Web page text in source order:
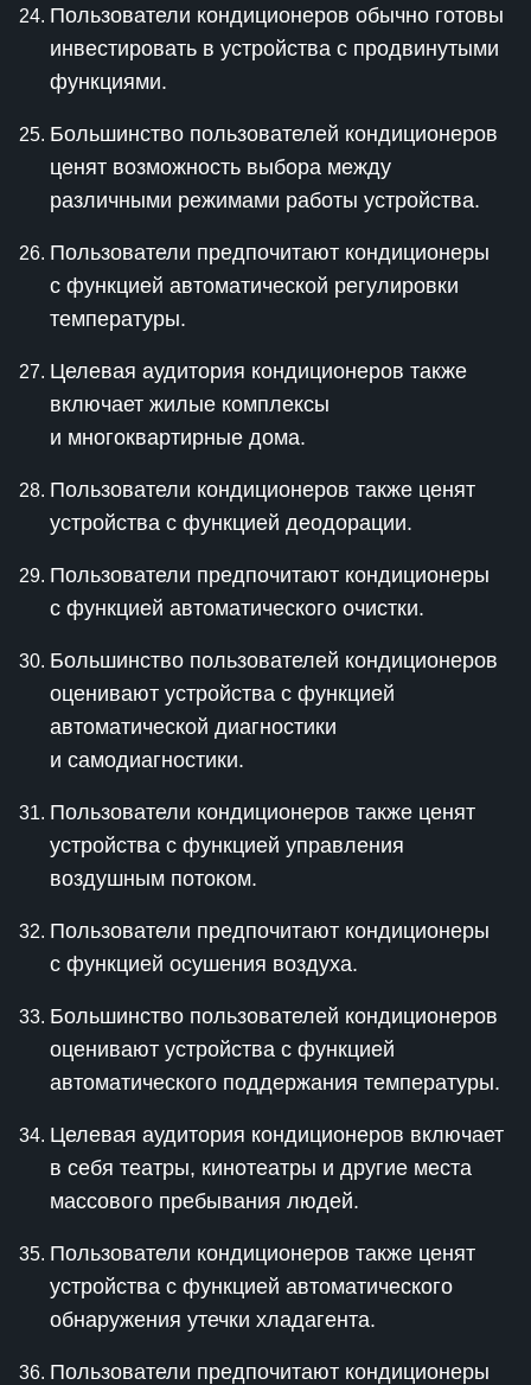
Пользователи кондиционеров обычно готовы
инвестировать в устройства с продвинутыми
функциями.
Большинство пользователей кондиционеров
ценят возможность выбора между
различными режимами работы устройства.
Пользователи предпочитают кондиционеры
с функцией автоматической регулировки
температуры.
Целевая аудитория кондиционеров также
включает жилые комплексы
и многоквартирные дома.
Пользователи кондиционеров также ценят
устройства с функцией деодорации.
Пользователи предпочитают кондиционеры
с функцией автоматического очистки.
Большинство пользователей кондиционеров
оценивают устройства с функцией
автоматической диагностики
и самодиагностики.
Пользователи кондиционеров также ценят
устройства с функцией управления
воздушным потоком.
Пользователи предпочитают кондиционеры
с функцией осушения воздуха.
Большинство пользователей кондиционеров
оценивают устройства с функцией
автоматического поддержания температуры.
Целевая аудитория кондиционеров включает
в себя театры, кинотеатры и другие места
массового пребывания людей.
Пользователи кондиционеров также ценят
устройства с функцией автоматического
обнаружения утечки хладагента.
Пользователи предпочитают кондиционеры